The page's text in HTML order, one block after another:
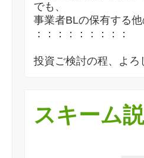
でも、
事業者BLの保有する
：：：：：：：：：
投資ご検討の程、よ
スキーム